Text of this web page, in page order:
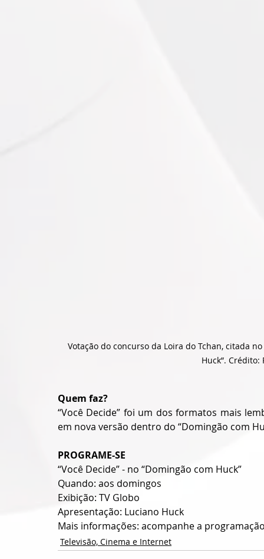
Votação do concurso da Loira do Tchan, citada
Huck”. Crédito:
Quem faz?
“Você Decide” foi um dos formatos mais
em nova versão dentro do “Domingão com
PROGRAME-SE
“Você Decide” - no “Domingão com Huck”
Quando: aos domingos
Exibição: TV Globo
Apresentação: Luciano Huck
Mais informações: acompanhe a
Televisão, Cinema e Internet